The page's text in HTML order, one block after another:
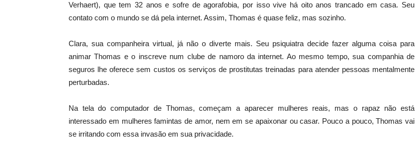
Verhaert), que tem 32 anos e sofre de agorafobia, por isso vive há oito anos trancado em casa. Seu
contato com o mundo se dá pela internet. Assim, Thomas é quase feliz, mas sozinho.
Clara, sua companheira virtual, já não o diverte mais. Seu psiquiatra decide fazer alguma coisa para
animar Thomas e o inscreve num clube de namoro da internet. Ao mesmo tempo, sua companhia de
seguros lhe oferece sem custos os serviços de prostitutas treinadas para atender pessoas mentalmente
perturbadas.
Na tela do computador de Thomas, começam a aparecer mulheres reais, mas o rapaz não está
interessado em mulheres famintas de amor, nem em se apaixonar ou casar. Pouco a pouco, Thomas vai
se irritando com essa invasão em sua privacidade.